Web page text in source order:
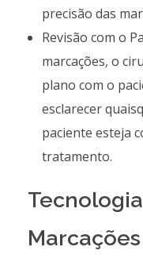
precisão das
Revisão com o
marcações, o
plano com o
esclarecer
paciente esteja
tratamento.
Marcações